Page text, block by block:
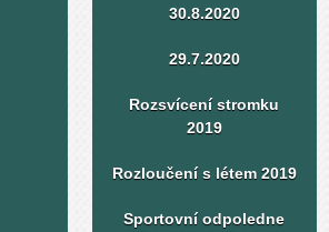
30.8.2020
29.7.2020
Rozsvícení stromku
2019
Rozloučení s létem 2019
Sportovní odpoledne